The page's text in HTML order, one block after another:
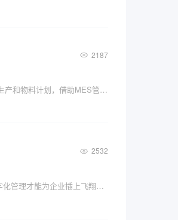
2187
机加工行业MES系统基于供应链的管理和约束管理理论，通过对机械行业的产品平衡、有限的生产能力和物料需求，帮助企业更好的制定合理的生产和物料计划，借助MES管理软件，提高企业管理水平，增加企业核心竞争力。
2532
企业越大、标准化、流程化程度越低，成本越高；企业越大，标准化、流程化程度越高，成本越低。随着企业的不断发展，标准化、信息化、数字化管理才能为企业插上飞翔翅膀，让企业能够在市场竞争中保持长久的竞争力。